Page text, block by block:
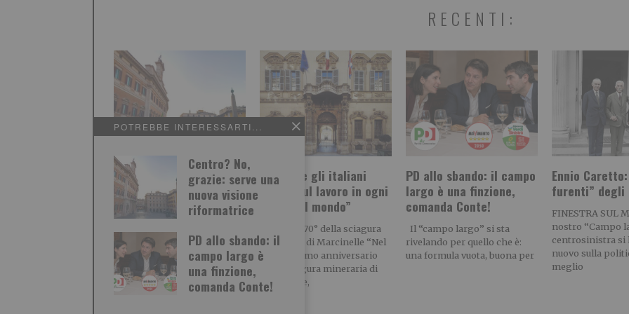
POTREBBE INTERESSARTI...
Centro? No,
grazie: serve una
nuova visione
riformatrice
PD allo sbando: il
campo largo è
una finzione,
comanda Conte!
RECENTI:
Centro? No, grazie:
serve una nuova visione
riformatrice
L’identità: Centro? No, grazie:
serve una nuova visione
riformatrice Leggi qui le
“Onorare gli italiani
caduti sul lavoro in ogni
parte del mondo”
Nicco nel 70° della sciagura
mineraria di Marcinelle “Nel
settantesimo anniversario
della sciagura mineraria di
Marcinelle,
PD allo sbando: il campo
largo è una finzione,
comanda Conte!
Il “campo largo” si sta
rivelando per quello che è:
una formula vuota, buona per
Ennio
furenti” degli
FINESTRA SUL
nostro “Campo
centrosinistra si
nuovo sulla
meglio